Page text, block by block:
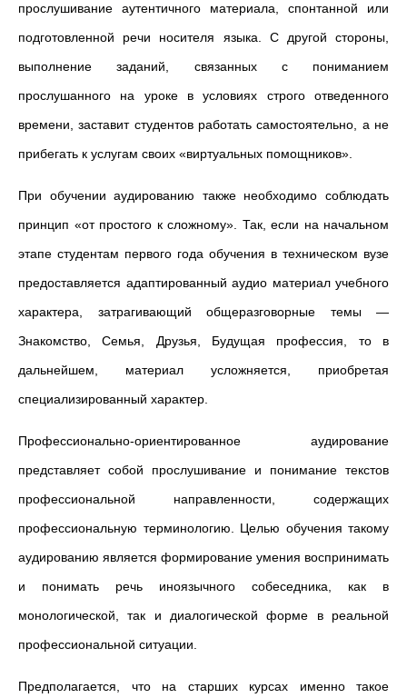
прослушивание аутентичного материала, спонтанной или
подготовленной речи носителя языка. С другой стороны,
выполнение заданий, связанных с пониманием
прослушанного на уроке в условиях строго отведенного
времени, заставит студентов работать самостоятельно, а не
прибегать к услугам своих «виртуальных помощников».
При обучении аудированию также необходимо соблюдать
принцип «от простого к сложному». Так, если на начальном
этапе студентам первого года обучения в техническом вузе
предоставляется адаптированный аудио материал учебного
характера, затрагивающий общеразговорные темы —
Знакомство, Семья, Друзья, Будущая профессия, то в
дальнейшем, материал усложняется, приобретая
специализированный характер.
Профессионально-ориентированное аудирование
представляет собой прослушивание и понимание текстов
профессиональной направленности, содержащих
профессиональную терминологию. Целью обучения такому
аудированию является формирование умения воспринимать
и понимать речь иноязычного собеседника, как в
монологической, так и диалогической форме в реальной
профессиональной ситуации.
Предполагается, что на старших курсах именно такое